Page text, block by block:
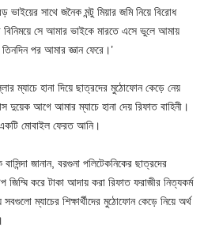
ভাইয়ের সাথে জনৈক মন্টু মিয়ার জমি নিয়ে বিরোধ
বিনিময়ে সে আমার ভাইকে মারতে এসে ভুলে আমায়
পর আমার জ্ঞান ফেরে।’
ম্যাচে হানা দিয়ে ছাত্রদের মুঠোফোন কেড়ে নেয়
দুয়েক আগে আমার ম্যাচে হানা দেয় রিফাত বাহিনী।
মোবাইল ফেরত আনি।
জানান, বরগুনা পলিটেকনিকের ছাত্রদের
জিম্মি করে টাকা আদায় করা রিফাত ফরাজীর নিত্যকর্ম
ম্যাচের শিক্ষার্থীদের মুঠোফোন কেড়ে নিয়ে অর্থ